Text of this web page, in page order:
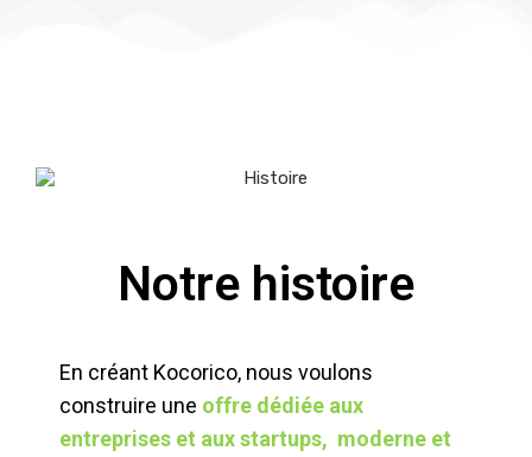
Notre histoire
En créant Kocorico, nous voulons
construire une offre dédiée aux
entreprises et aux startups, moderne et